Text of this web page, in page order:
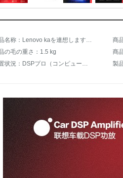
商品名称：Lenovo kaを連想します。・ステレオオ車載機能DSPオーディオプロセッサの調律は無傷です。アップグレードしてベース砲を改造します。 商
の毛の重さ：1.5 kg
商
設置状況：DSPプロ（コンピュータ調律）
製